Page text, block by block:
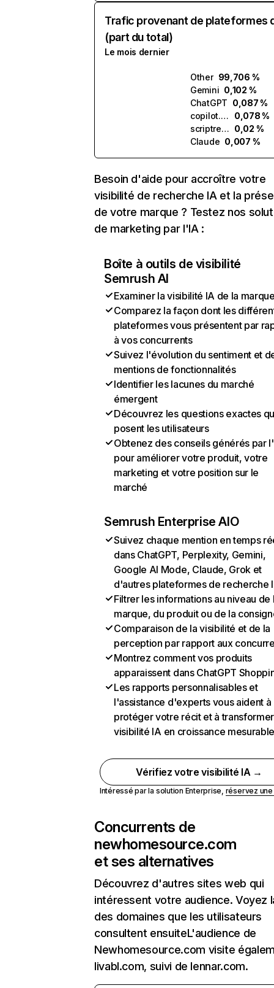
Trafic provenant de plateformes
(part du total)
Le mois dernier
Other 99,706 %
Gemini 0,102 %
ChatGPT 0,087 %
copilot.microsoft.com
0,078 %
scriptreader.ai 0,02 %
Claude 0,007 %
Besoin d'aide pour accroître votre
visibilité de recherche IA et la
de votre marque ? Testez nos
de marketing par l'IA :
Boîte à outils de visibilité
Semrush AI
Examiner la visibilité IA de la
Comparez la façon dont les
plateformes vous présentent par
à vos concurrents
Suivez l'évolution du sentiment et
mentions de fonctionnalités
Identifier les lacunes du marché
émergent
Découvrez les questions exactes
posent les utilisateurs
Obtenez des conseils générés par
pour améliorer votre produit, votre
marketing et votre position sur le
marché
Semrush Enterprise AIO
Suivez chaque mention en temps
dans ChatGPT, Perplexity, Gemini,
Google AI Mode, Claude, Grok et
d'autres plateformes de recherche
Filtrer les informations au niveau de
marque, du produit ou de la
Comparaison de la visibilité et de la
perception par rapport aux
Montrez comment vos produits
apparaissent dans ChatGPT
Les rapports personnalisables et
l'assistance d'experts vous aident à
protéger votre récit et à
visibilité IA en croissance
Vérifiez votre visibilité IA →
Intéressé par la solution Enterprise, réservez
Concurrents de
newhomesource.com
et ses alternatives
Découvrez d'autres sites web qui
intéressent votre audience. Voyez
des domaines que les utilisateurs
consultent ensuiteL'audience de
Newhomesource.com visite
livabl.com, suivi de lennar.com.